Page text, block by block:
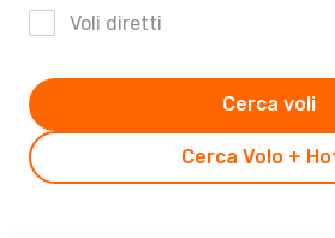
Voli diretti
Cerca Volo +
Cerca voli